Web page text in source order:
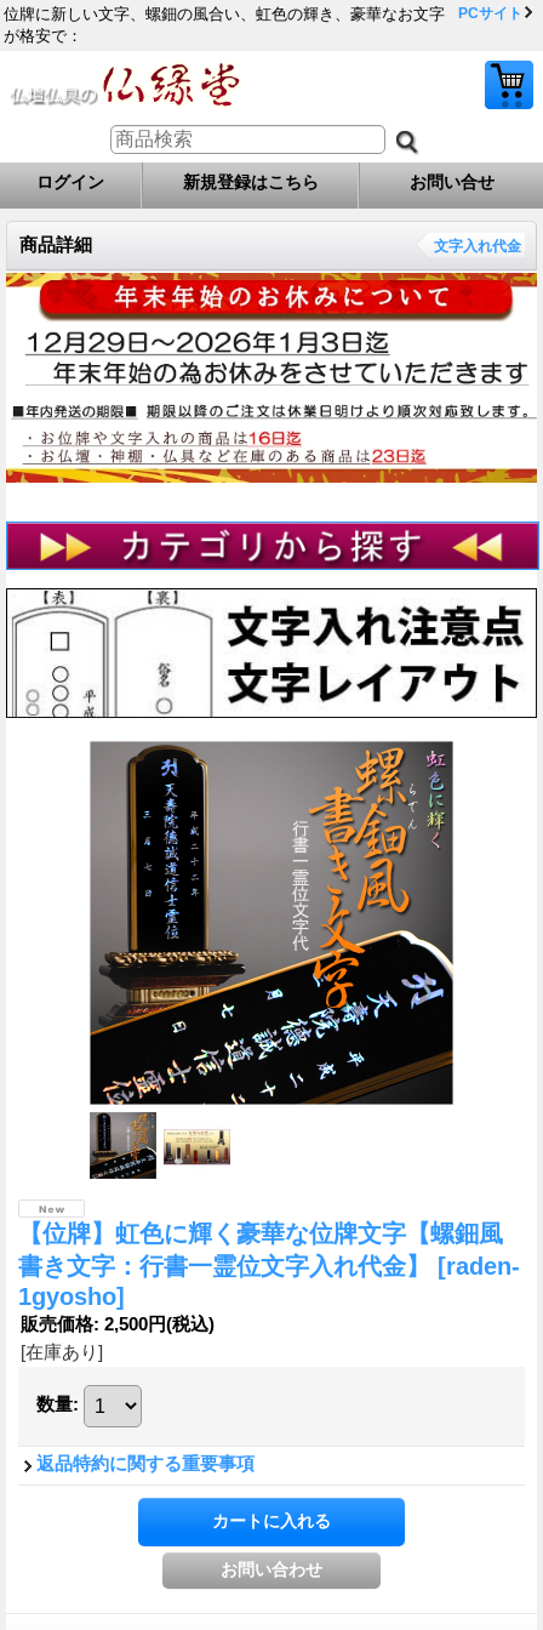
位牌に新しい文字、螺鈿の風合い、虹色の輝き、豪華なお文字
が格安で：
PCサイト
ログイン 新規登録はこちら お問い合せ
商品詳細 文字入れ代金
【位牌】虹色に輝く豪華な位牌文字【螺鈿風
書き文字：行書一霊位文字入れ代金】
[raden-
1gyosho]
販売価格: 2,500円(税込)
[在庫あり]
数量:
返品特約に関する重要事項